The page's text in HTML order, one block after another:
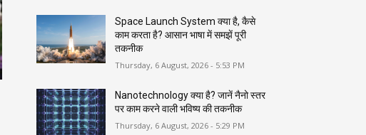
Space Launch System क्या है, कैसे
काम करता है? आसान भाषा में समझें पूरी
तकनीक
Thursday, 6 August, 2026 - 5:53 PM
Nanotechnology क्या है? जानें नैनो स्तर
पर काम करने वाली भविष्य की तकनीक
Thursday, 6 August, 2026 - 5:29 PM